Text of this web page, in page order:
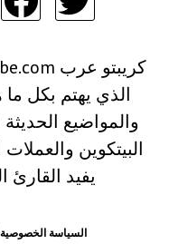
الذي يهتم بكل ما
والمواضيع
البيتكوين
يفيد
السياسة